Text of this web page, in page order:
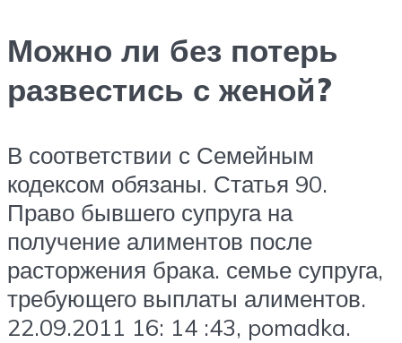
Можно ли без потерь
развестись с женой?
В соответствии с Семейным
кодексом обязаны. Статья 90.
Право бывшего супруга на
получение алиментов после
расторжения брака. семье супруга,
требующего выплаты алиментов.
22.09.2011 16: 14 :43, pomadka.